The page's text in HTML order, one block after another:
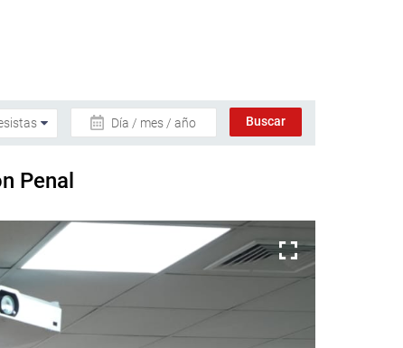
Día / mes / año
Penal